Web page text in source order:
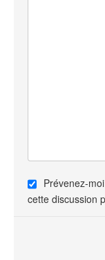
Prévenez-
cette discussion